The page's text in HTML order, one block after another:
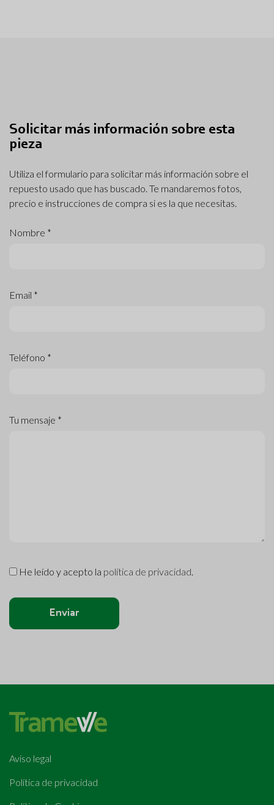
Solicitar más información sobre esta
pieza
Utiliza el formulario para solicitar más información sobre el
repuesto usado que has buscado. Te mandaremos fotos,
precio e instrucciones de compra si es la que necesitas.
Nombre *
Email *
Teléfono *
Tu mensaje *
He leído y acepto la política de privacidad.
Enviar
Aviso legal
Política de privacidad